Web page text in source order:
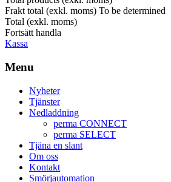
Frakt total (exkl. moms) To be determined
Total (exkl. moms)
Fortsätt handla
Kassa
Menu
Nyheter
Tjänster
Nedladdning
perma CONNECT
perma SELECT
Tjäna en slant
Om oss
Kontakt
Smörjautomation